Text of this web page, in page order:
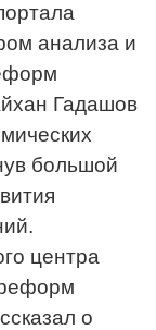
анализа и
Гадашов
большой
центра
о